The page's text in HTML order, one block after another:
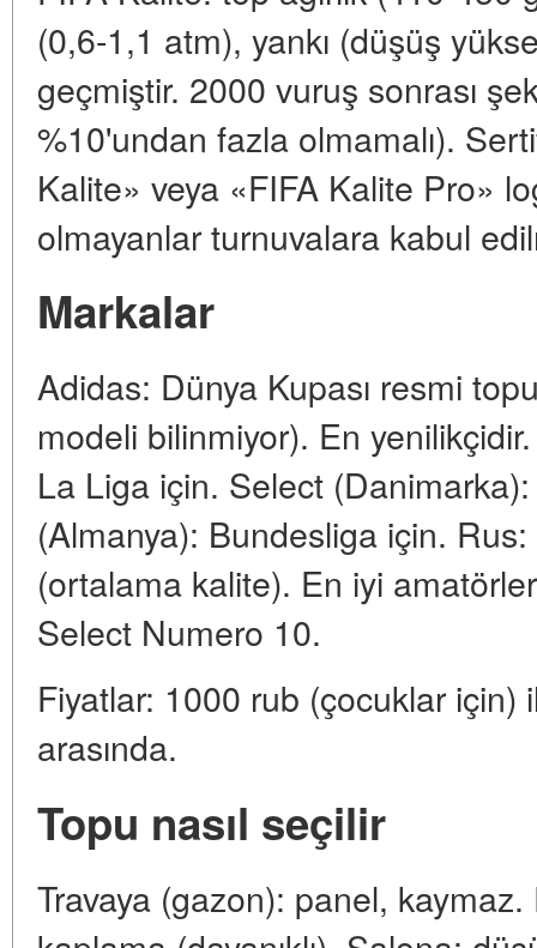
(0,6-1,1 atm), yankı (düşüş
geçmiştir. 2000 vuruş sonrası
%10'undan fazla olmamalı).
Kalite» veya «FIFA Kalite Pro»
olmayanlar turnuvalara kabul
Markalar
Adidas: Dünya Kupası resmi
modeli bilinmiyor). En
La Liga için. Select
(Almanya): Bundesliga için.
(ortalama kalite). En iyi
Select Numero 10.
Fiyatlar: 1000 rub (çocuklar
arasında.
Topu nasıl seçilir
Travaya (gazon): panel,